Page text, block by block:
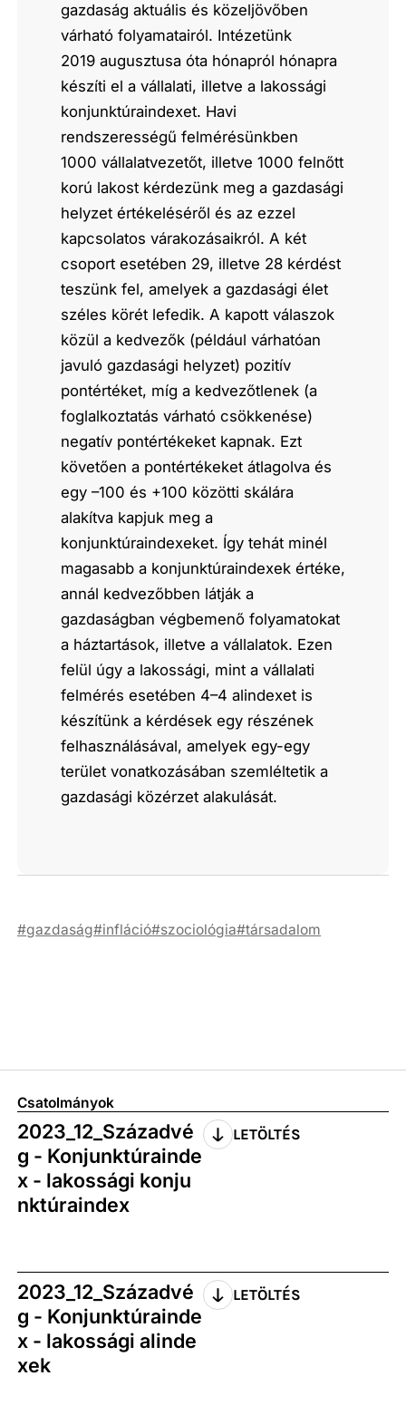
gazdaság aktuális és közeljövőben
várható folyamatairól. Intézetünk
2019 augusztusa óta hónapról hónapra
készíti el a vállalati, illetve a lakossági
konjunktúraindexet. Havi
rendszerességű felmérésünkben
1000 vállalatvezetőt, illetve 1000 felnőtt
korú lakost kérdezünk meg a gazdasági
helyzet értékeléséről és az ezzel
kapcsolatos várakozásaikról. A két
csoport esetében 29, illetve 28 kérdést
teszünk fel, amelyek a gazdasági élet
széles körét lefedik. A kapott válaszok
közül a kedvezők (például várhatóan
javuló gazdasági helyzet) pozitív
pontértéket, míg a kedvezőtlenek (a
foglalkoztatás várható csökkenése)
negatív pontértékeket kapnak. Ezt
követően a pontértékeket átlagolva és
egy –100 és +100 közötti skálára
alakítva kapjuk meg a
konjunktúraindexeket. Így tehát minél
magasabb a konjunktúraindexek értéke,
annál kedvezőbben látják a
gazdaságban végbemenő folyamatokat
a háztartások, illetve a vállalatok. Ezen
felül úgy a lakossági, mint a vállalati
felmérés esetében 4–4 alindexet is
készítünk a kérdések egy részének
felhasználásával, amelyek egy-egy
terület vonatkozásában szemléltetik a
gazdasági közérzet alakulását.
gazdaság infláció szociológia társadalom
Csatolmányok
2023_12_Századvé
g - Konjunktúrainde
x - lakossági konju
nktúraindex
LETÖLTÉS
2023_12_Századvé
g - Konjunktúrainde
x - lakossági alinde
xek
LETÖLTÉS